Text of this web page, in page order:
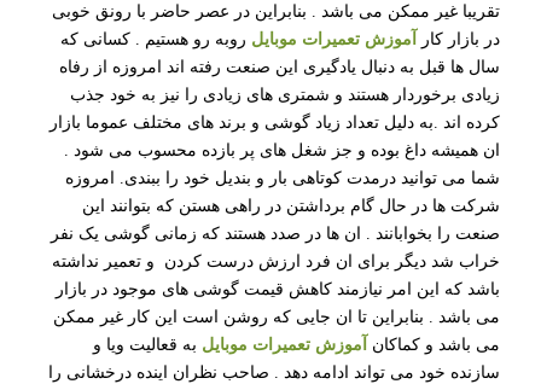
تقریبا غیر ممکن می باشد . بنابراین در عصر حاضر با رونق خوبی
در بازار کار
آموزش تعمیرات موبایل روبه رو هستیم . کسانی که
سال ها قبل به دنبال یادگیری این صنعت رفته اند امروزه از رفاه
زیادی برخوردار هستند و شمتری های زیادی را نیز به خود جذب
کرده اند .به دلیل تعداد زیاد گوشی و برند های مختلف عموما بازار
ان همیشه داغ بوده و جز شغل های پر بازده محسوب می شود .
شما می توانید درمدت کوتاهی بار و بندیل خود را ببندی. امروزه
شرکت ها در حال گام برداشتن در راهی هستن که بتوانند این
صنعت را بخوابانند . ان ها در صدد هستند که زمانی گوشی یک نفر
خراب شد دیگر برای ان فرد ارزش درست کردن و تعمیر نداشته
باشد که این امر نیازمند کاهش قیمت گوشی های موجود در بازار
می باشد . بنابراین تا ان جایی که روشن است این کار غیر ممکن
می باشد و کماکان
آموزش تعمیرات موبایل به قعالیت ویا و
سازنده خود می تواند ادامه دهد . صاحب نظران اینده درخشانی را